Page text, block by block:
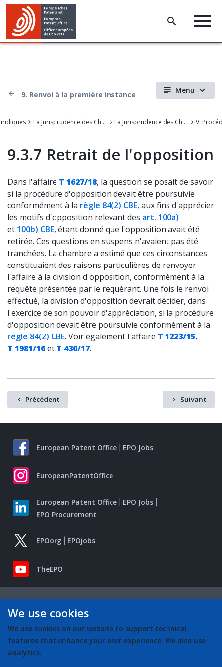
9. Renvoi à la première instance Menu
La Jurisprudence des Chambers de recours de l'OEB La Jurisprudence des Chambres de recours de l'Office européen des brevets
9.3.7 Retrait de l'opposition
Dans l'affaire T 1627/18, la question se posait de savoir
si la procédure d'opposition devait être poursuivie
conformément à la règle 84(2) CBE, aux fins d'apprécier
les motifs d'opposition relevant des art. 100a)
et 100b) CBE, étant donné que l'opposition avait été
retirée. Ces questions en suspens n'avaient pas été
tranchées. La chambre a estimé que ces circonstances
constituaient des raisons particulières de renvoyer
l'affaire à la division d'opposition, conformément à la
requête présentée par le requérant. Une fois le renvoi
effectué, la division d'opposition devrait décider, dans
l'exercice de son pouvoir d'appréciation, si la procédure
d'opposition devait être poursuivie conformément à la
règle 84(2) CBE. Voir également l'affaire T 1223/15,
T 1981/16et T 430/17.
Précédent Suivant
European Patent Office EPO Jobs
EuropeanPatentOffice
European Patent Office
EPO Jobs
EPO Procurement
EPOorg EPOjobs
TheEPO
We use cookies
We use cookies on our website to support technical
features that enhance your user experience. We also use
analytics.